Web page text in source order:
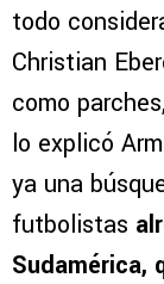
todo
Christian
como
lo explicó
ya una
futbolistas
Sudamérica,